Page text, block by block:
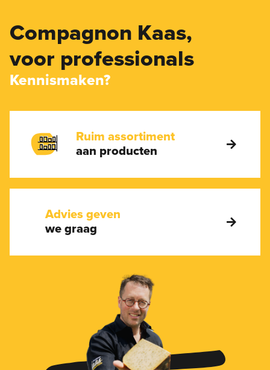
Compagnon Kaas,
voor professionals
Kennismaken?
Ruim assortiment
aan producten
Advies geven
we graag